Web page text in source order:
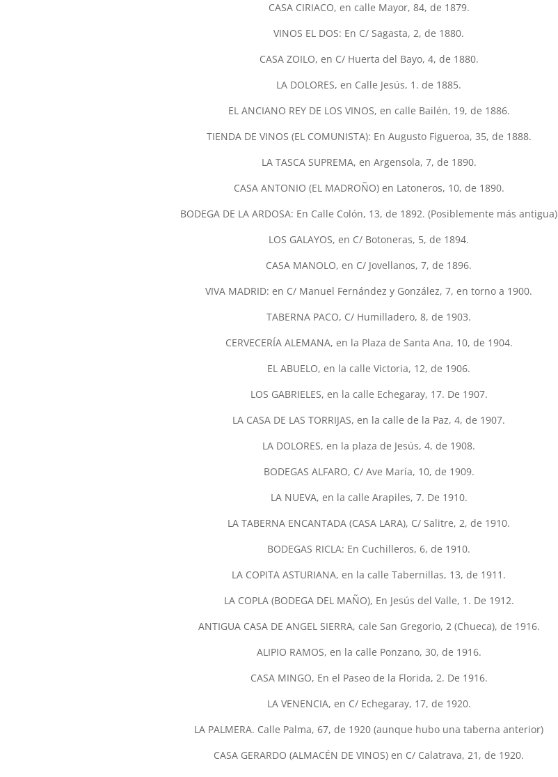
CASA CIRIACO, en calle Mayor, 84, de 1879.
VINOS EL DOS: En C/ Sagasta, 2, de 1880.
CASA ZOILO, en C/ Huerta del Bayo, 4, de 1880.
LA DOLORES, en Calle Jesús, 1. de 1885.
EL ANCIANO REY DE LOS VINOS, en calle Bailén, 19, de 1886.
TIENDA DE VINOS (EL COMUNISTA): En Augusto Figueroa, 35, de 1888.
LA TASCA SUPREMA, en Argensola, 7, de 1890.
CASA ANTONIO (EL MADROÑO) en Latoneros, 10, de 1890.
BODEGA DE LA ARDOSA: En Calle Colón, 13, de 1892. (Posiblemente más antigua)
LOS GALAYOS, en C/ Botoneras, 5, de 1894.
CASA MANOLO, en C/ Jovellanos, 7, de 1896.
VIVA MADRID: en C/ Manuel Fernández y González, 7, en torno a 1900.
TABERNA PACO, C/ Humilladero, 8, de 1903.
CERVECERÍA ALEMANA, en la Plaza de Santa Ana, 10, de 1904.
EL ABUELO, en la calle Victoria, 12, de 1906.
LOS GABRIELES, en la calle Echegaray, 17. De 1907.
LA CASA DE LAS TORRIJAS, en la calle de la Paz, 4, de 1907.
LA DOLORES, en la plaza de Jesús, 4, de 1908.
BODEGAS ALFARO, C/ Ave María, 10, de 1909.
LA NUEVA, en la calle Arapiles, 7. De 1910.
LA TABERNA ENCANTADA (CASA LARA), C/ Salitre, 2, de 1910.
BODEGAS RICLA: En Cuchilleros, 6, de 1910.
LA COPITA ASTURIANA, en la calle Tabernillas, 13, de 1911.
LA COPLA (BODEGA DEL MAÑO), En Jesús del Valle, 1. De 1912.
ANTIGUA CASA DE ANGEL SIERRA, cale San Gregorio, 2 (Chueca), de 1916.
ALIPIO RAMOS, en la calle Ponzano, 30, de 1916.
CASA MINGO, En el Paseo de la Florida, 2. De 1916.
LA VENENCIA, en C/ Echegaray, 17, de 1920.
LA PALMERA. Calle Palma, 67, de 1920 (aunque hubo una taberna anterior)
CASA GERARDO (ALMACÉN DE VINOS) en C/ Calatrava, 21, de 1920.